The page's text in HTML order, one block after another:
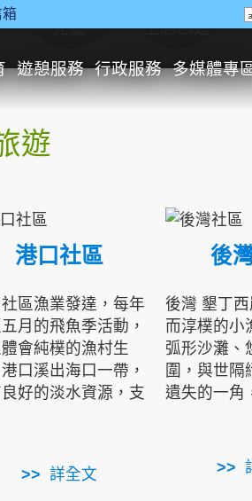
遊憩服務 行政服務 多媒體專
兒童 生態旅遊
遊
港口社區
區漁業發達，每年
月的飛魚季活動，
會純樸的漁村生
口溪出海口一帶，
好的淡水資源，支
詳全文
後
後灣 墾丁
而淳樸的小
弧形沙灘、
圍，與世隔
遺失的一角